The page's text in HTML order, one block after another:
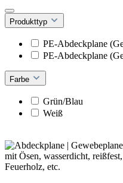
Produkttyp
PE-Abdeckplane
PE-Abdeckplane
Farbe
Grün/Blau
Weiß